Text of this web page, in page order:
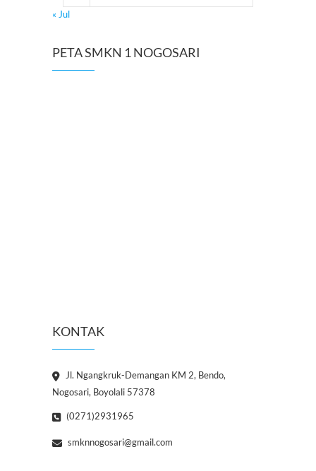
« Jul
PETA SMKN 1 NOGOSARI
KONTAK
Jl. Ngangkruk-Demangan KM 2, Bendo,
Nogosari, Boyolali 57378
(0271)2931965
smknnogosari@gmail.com